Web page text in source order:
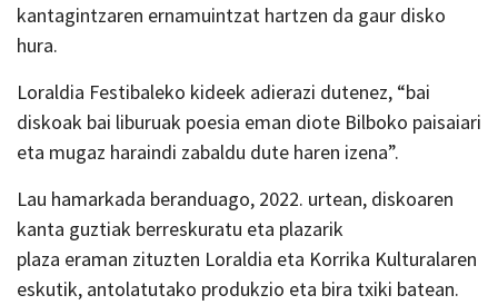
kantagintzaren ernamuintzat hartzen da gaur disko
hura.
Loraldia Festibaleko kideek adierazi dutenez, “bai
diskoak bai liburuak poesia eman diote Bilboko paisaiari
eta mugaz haraindi zabaldu dute haren izena”.
Lau hamarkada beranduago, 2022. urtean, diskoaren
kanta guztiak berreskuratu eta plazarik
plaza eraman zituzten Loraldia eta Korrika Kulturalaren
eskutik, antolatutako produkzio eta bira txiki batean.